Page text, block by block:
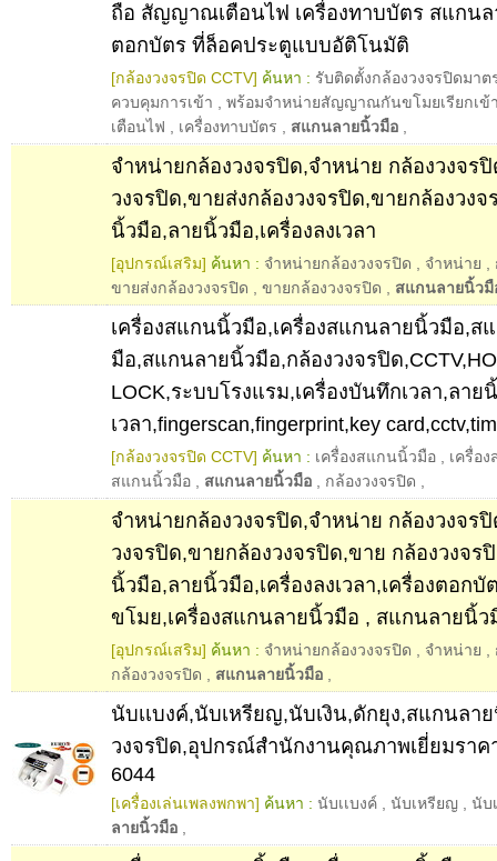
ถือ สัญญาณเตือนไฟ เครื่องทาบบัตร สแกนล
ตอกบัตร ที่ล็อคประตูแบบอัติโนมัติ
[กล้องวงจรปิด CCTV] ค้นหา : รับติดตั้งกล้องวงจรปิดมา
ควบคุมการเข้า
พร้อมจำหน่ายสัญญาณกันขโมยเรียกเข้
เตือนไฟ
เครื่องทาบบัตร สแกนลายนิ้วมือ
จำหน่ายกล้องวงจรปิด,จำหน่าย กล้องวงจร
วงจรปิด,ขายส่งกล้องวงจรปิด,ขายกล้องวง
นิ้วมือ,ลายนิ้วมือ,เครื่องลงเวลา
[อุปกรณ์เสริม] ค้นหา : จำหน่ายกล้องวงจรปิด จำหน่าย
ขายส่งกล้องวงจรปิด
ขายกล้องวงจรปิด สแกนลายนิ้วมื
เครื่องสแกนนิ้วมือ,เครื่องสแกนลายนิ้วมือ,ส
มือ,สแกนลายนิ้วมือ,กล้องวงจรปิด
LOCK,ระบบโรงแรม,เครื่องบันทึกเวลา,ลาย
เวลา,fingerscan,fingerprint,key
[กล้องวงจรปิด CCTV] ค้นหา : เครื่องสแกนนิ้วมือ
เครื่อ
สแกนนิ้วมือ
สแกนลายนิ้วมือ กล้องวงจรปิด
จำหน่ายกล้องวงจรปิด,จำหน่าย กล้องวงจร
วงจรปิด,ขายกล้องวงจรปิด,ขาย กล้องวงจร
นิ้วมือ,ลายนิ้วมือ,เครื่องลงเวลา,เครื่องตอก
ขโมย,เครื่องสแกนลายนิ้วมือ , สแกนลายนิ้ว
[อุปกรณ์เสริม] ค้นหา : จำหน่ายกล้องวงจรปิด จำหน่าย
กล้องวงจรปิด
สแกนลายนิ้วมือ
นับเเบงค์,นับเหรียญ,นับเงิน,ดักยุง,สแกนลา
วงจรปิด,อุปกรณ์สำนักงานคุณภาพเยี่ยมราค
6044
[เครื่องเล่นเพลงพกพา] ค้นหา : นับเเบงค์ นับเหรียญ
นับ
ลายนิ้วมือ